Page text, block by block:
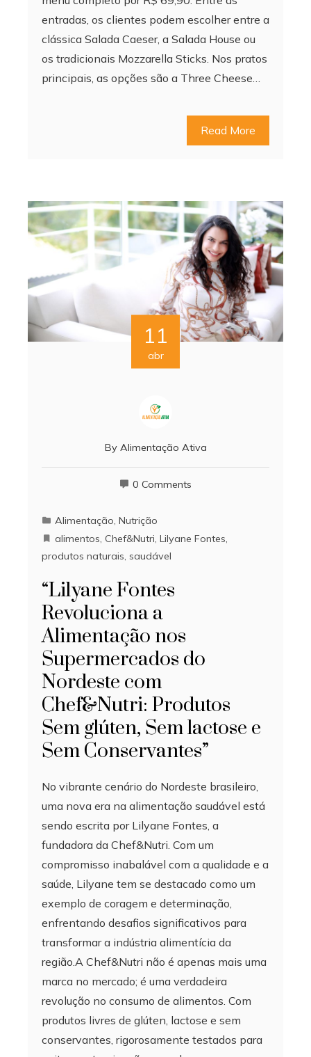
entradas, os clientes podem escolher entre a
clássica Salada Caeser, a Salada House ou
os tradicionais Mozzarella Sticks. Nos pratos
principais, as opções são a Three Cheese…
Read More
11
abr
By Alimentação Ativa
0 Comments
Alimentação, Nutrição
alimentos, Chef&Nutri, Lilyane Fontes,
produtos naturais, saudável
“Lilyane Fontes
Revoluciona a
Alimentação nos
Supermercados do
Nordeste com
Chef&Nutri: Produtos
Sem glúten, Sem lactose e
Sem Conservantes”
No vibrante cenário do Nordeste brasileiro,
uma nova era na alimentação saudável está
sendo escrita por Lilyane Fontes, a
fundadora da Chef&Nutri. Com um
compromisso inabalável com a qualidade e a
saúde, Lilyane tem se destacado como um
exemplo de coragem e determinação,
enfrentando desafios significativos para
transformar a indústria alimentícia da
região.A Chef&Nutri não é apenas mais uma
marca no mercado; é uma verdadeira
revolução no consumo de alimentos. Com
produtos livres de glúten, lactose e sem
conservantes, rigorosamente testados para